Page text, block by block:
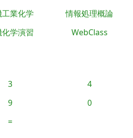
業化学 情報処理概論
学演習 WebClass
3 4
9 0
=